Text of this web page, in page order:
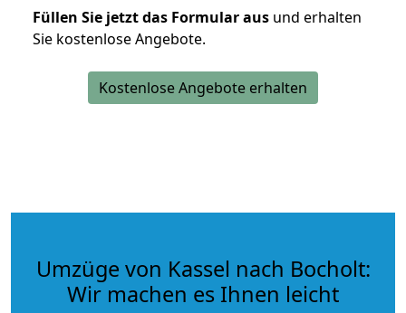
Füllen Sie jetzt das Formular aus und erhalten
Sie kostenlose Angebote.
Kostenlose Angebote erhalten
Umzüge von Kassel nach Bocholt:
Wir machen es Ihnen leicht